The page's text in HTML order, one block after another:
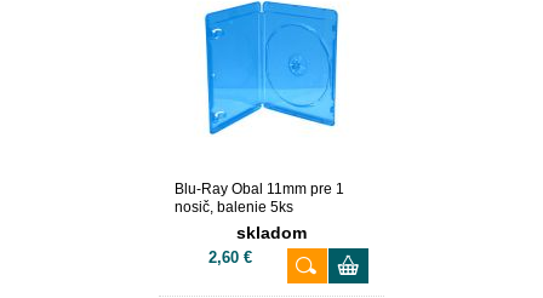
Blu-Ray Obal 11mm pre 1
nosič, balenie 5ks
skladom
2,60 €